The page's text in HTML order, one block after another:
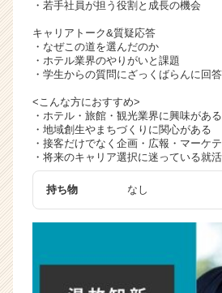
・若手社員が担う役割と成長の機会
キャリアトーク&質疑応答
・なぜこの道を選んだのか
・ホテル業界のやりがいと課題
・学生からの質問にざっくばらんに回答
<こんな方におすすめ>
・ホテル・旅館・観光業界に興味がある
・地域創生やまちづくりに関心がある
・接客だけでなく企画・広報・マーケ
・将来のキャリア選択に迷っている就
持ち物 なし